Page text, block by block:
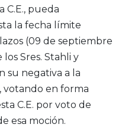
C.E., pueda
la fecha límite
(09 de septiembre
Sres. Stahli y
su negativa a la
votando en forma
C.E. por voto de
esa moción.